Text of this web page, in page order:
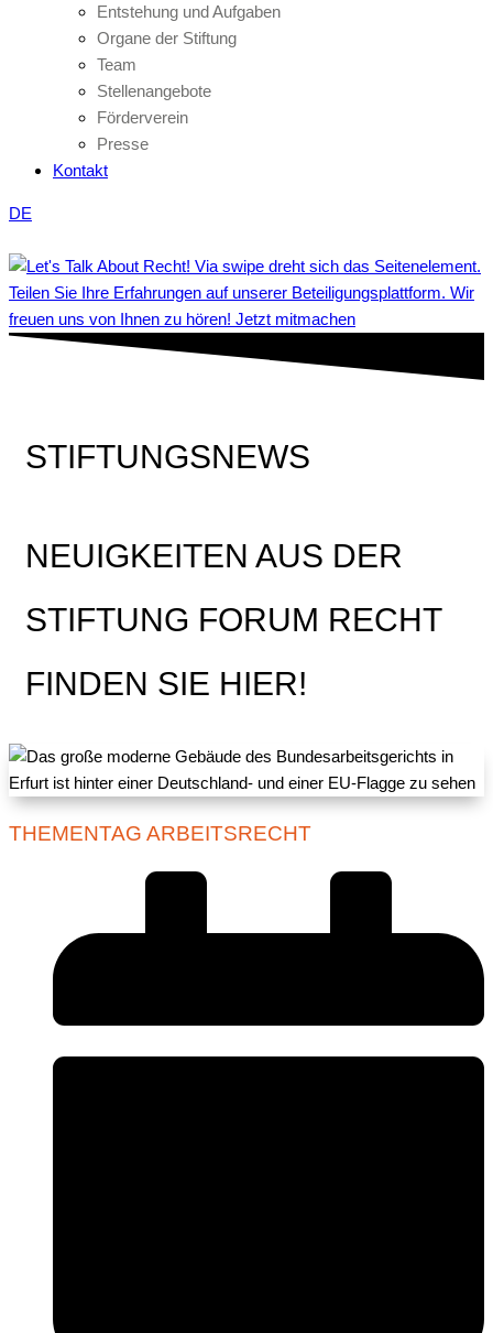
Entstehung und Aufgaben
Organe der Stiftung
Team
Stellenangebote
Förderverein
Presse
Kontakt
DE
Teilen Sie Ihre Erfahrungen auf unserer Beteiligungsplattform. Wir
freuen uns von Ihnen zu hören! Jetzt mitmachen
STIFTUNGSNEWS
NEUIGKEITEN AUS DER
STIFTUNG FORUM RECHT
FINDEN SIE HIER!
THEMENTAG ARBEITSRECHT